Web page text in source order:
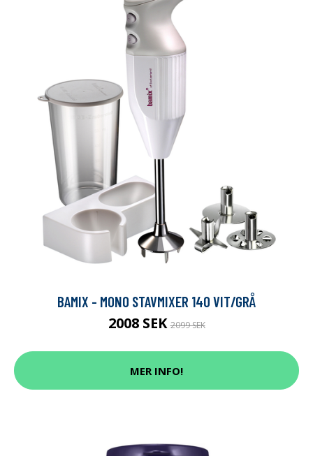
BAMIX - MONO STAVMIXER 140 VIT/GRÅ
2008 SEK2099 SEK
MER INFO!